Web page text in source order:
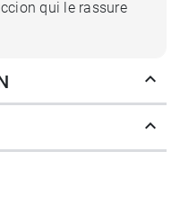
qui le rassure
Dodie
Cette